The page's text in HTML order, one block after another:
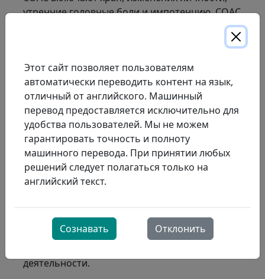
утренние головные боли и импотенцию. СОАС
повышает риск развития гипертонии, диабета
СИПАП-терапия(«See-pap») — это
аббревиатура от «постоянное положительное
давление в дыхательных путях» и наиболее
распространённый и эффективный метод
лечения синдрома обструктивного апноэ сна
(СОАС). Сотни тысяч канадцев используют её
каждый раз, когда спят. СИПАП-терапия — это
долгосрочная инвестиция в улучшение
качества жизни. Многие пользователи
хорошего сна, которые включают в себя
прилив энергии и улучшение настроения,
возобновление интереса к личным
деятельности.
Этот сайт позволяет пользователям
автоматически переводить контент на язык,
отличный от английского. Машинный
перевод предоставляется исключительно для
удобства пользователей. Мы не можем
гарантировать точность и полноту
машинного перевода. При принятии любых
решений следует полагаться только на
английский текст.
Сознавать Отклонить